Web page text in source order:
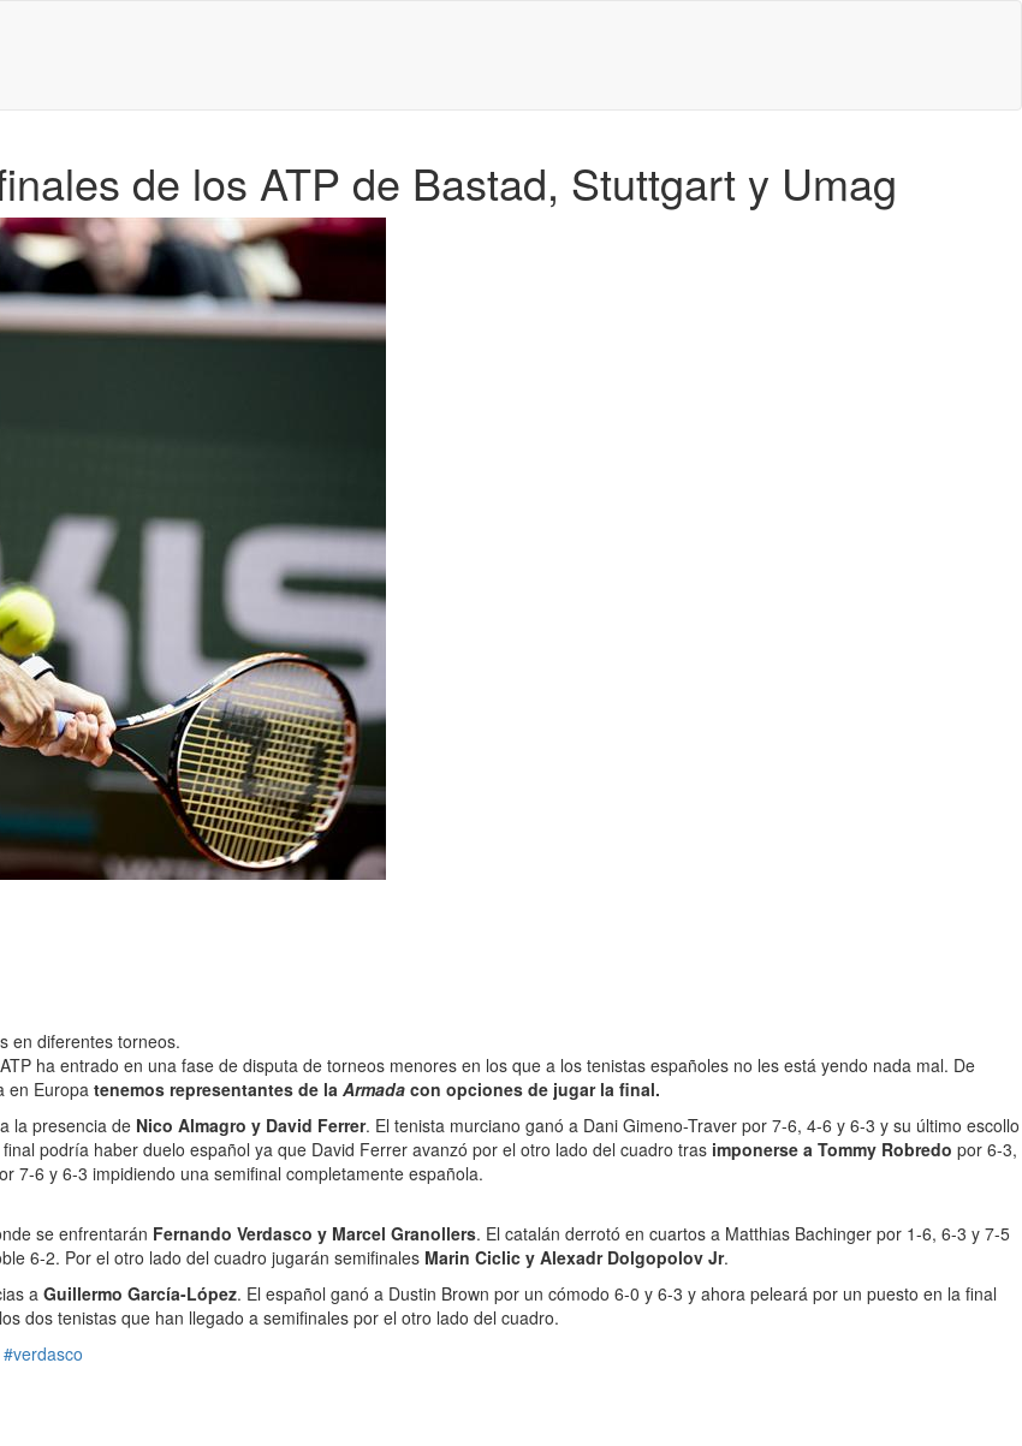
de los ATP de Bastad, Stuttgart y Umag
en diferentes torneos.
ha entrado en una fase de disputa de torneos menores en los que a los tenistas españoles no les está yendo nada mal. De
en Europa tenemos representantes de la Armada con opciones de jugar la final.
la presencia de Nico Almagro y David Ferrer. El tenista murciano ganó a Dani Gimeno-Traver por 7-6, 4-6 y 6-3 y su último escollo
podría haber duelo español ya que David Ferrer avanzó por el otro lado del cuadro tras imponerse a Tommy Robredo por 6-3,
7-6 y 6-3 impidiendo una semifinal completamente española.
se enfrentarán Fernando Verdasco y Marcel Granollers. El catalán derrotó en cuartos a Matthias Bachinger por 1-6, 6-3 y 7-5
6-2. Por el otro lado del cuadro jugarán semifinales Marin Ciclic y Alexadr Dolgopolov Jr.
a Guillermo García-López. El español ganó a Dustin Brown por un cómodo 6-0 y 6-3 y ahora peleará por un puesto en la final
dos tenistas que han llegado a semifinales por el otro lado del cuadro.
#verdasco